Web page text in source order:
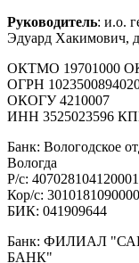
Руководитель: и.о.
Эдуард Хакимович,
ОКТМО 19701000
ОГРН
ОКОГУ 4210007
ИНН 3525023596
Банк: Вологодское
Вологда
Р/с:
Кор/с:
БИК: 041909644
Банк: ФИЛИАЛ
БАНК"